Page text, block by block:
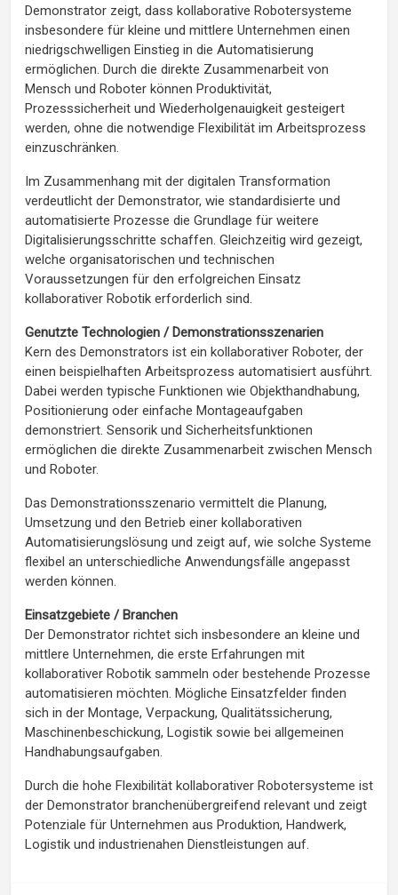
Demonstrator zeigt, dass kollaborative Robotersysteme
insbesondere für kleine und mittlere Unternehmen einen
niedrigschwelligen Einstieg in die Automatisierung
ermöglichen. Durch die direkte Zusammenarbeit von
Mensch und Roboter können Produktivität,
Prozesssicherheit und Wiederholgenauigkeit gesteigert
werden, ohne die notwendige Flexibilität im Arbeitsprozess
einzuschränken.
Im Zusammenhang mit der digitalen Transformation
verdeutlicht der Demonstrator, wie standardisierte und
automatisierte Prozesse die Grundlage für weitere
Digitalisierungsschritte schaffen. Gleichzeitig wird gezeigt,
welche organisatorischen und technischen
Voraussetzungen für den erfolgreichen Einsatz
kollaborativer Robotik erforderlich sind.
Genutzte Technologien / Demonstrationsszenarien
Kern des Demonstrators ist ein kollaborativer Roboter, der
einen beispielhaften Arbeitsprozess automatisiert ausführt.
Dabei werden typische Funktionen wie Objekthandhabung,
Positionierung oder einfache Montageaufgaben
demonstriert. Sensorik und Sicherheitsfunktionen
ermöglichen die direkte Zusammenarbeit zwischen Mensch
und Roboter.
Das Demonstrationsszenario vermittelt die Planung,
Umsetzung und den Betrieb einer kollaborativen
Automatisierungslösung und zeigt auf, wie solche Systeme
flexibel an unterschiedliche Anwendungsfälle angepasst
werden können.
Einsatzgebiete / Branchen
Der Demonstrator richtet sich insbesondere an kleine und
mittlere Unternehmen, die erste Erfahrungen mit
kollaborativer Robotik sammeln oder bestehende Prozesse
automatisieren möchten. Mögliche Einsatzfelder finden
sich in der Montage, Verpackung, Qualitätssicherung,
Maschinenbeschickung, Logistik sowie bei allgemeinen
Handhabungsaufgaben.
Durch die hohe Flexibilität kollaborativer Robotersysteme ist
der Demonstrator branchenübergreifend relevant und zeigt
Potenziale für Unternehmen aus Produktion, Handwerk,
Logistik und industrienahen Dienstleistungen auf.